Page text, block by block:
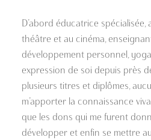
D’abord éducatrice
théâtre et au cinéma,
développement personnel,
expression de soi depuis près
plusieurs titres et diplômes,
m’apporter la connaissance
que les dons qui me furent
développer et enfin se mettre